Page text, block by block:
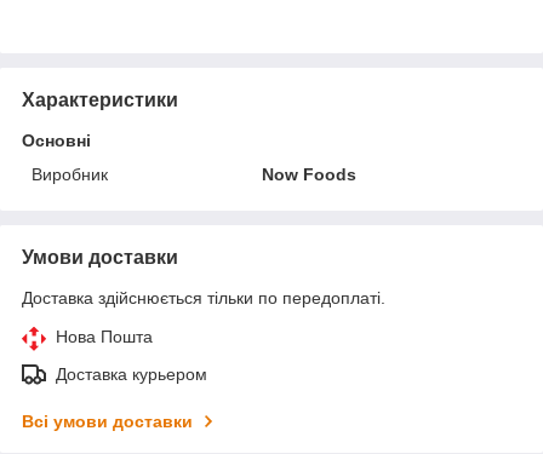
Характеристики
Основні
Виробник
Now Foods
Умови доставки
Доставка здійснюється тільки по передоплаті.
Нова Пошта
Доставка курьером
Всі умови доставки